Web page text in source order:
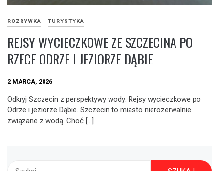
ROZRYWKA TURYSTYKA
REJSY WYCIECZKOWE ZE SZCZECINA PO
RZECE ODRZE I JEZIORZE DĄBIE
2 MARCA, 2026
Odkryj Szczecin z perspektywy wody: Rejsy wycieczkowe po
Odrze i jeziorze Dąbie. Szczecin to miasto nierozerwalnie
związane z wodą. Choć […]
Szukaj: